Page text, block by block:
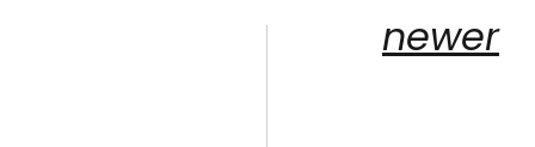
newer